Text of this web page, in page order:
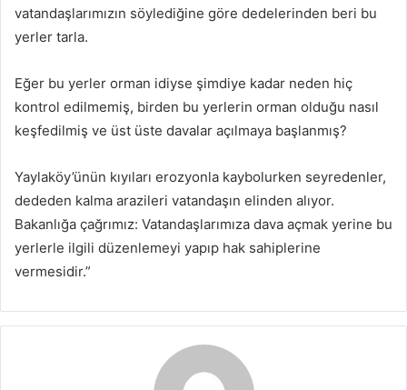
vatandaşlarımızın söylediğine göre dedelerinden beri bu
yerler tarla.
Eğer bu yerler orman idiyse şimdiye kadar neden hiç
kontrol edilmemiş, birden bu yerlerin orman olduğu nasıl
keşfedilmiş ve üst üste davalar açılmaya başlanmış?
Yaylaköy’ünün kıyıları erozyonla kaybolurken seyredenler,
dededen kalma arazileri vatandaşın elinden alıyor.
Bakanlığa çağrımız: Vatandaşlarımıza dava açmak yerine bu
yerlerle ilgili düzenlemeyi yapıp hak sahiplerine
vermesidir.”